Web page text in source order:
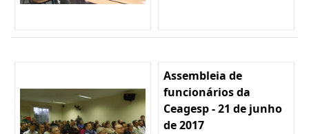
Assembleia de
funcionários da
Ceagesp - 21 de junho
de 2017